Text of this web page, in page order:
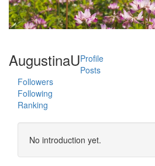
AugustinaUProfile
Posts
Followers
Following
Ranking
No introduction yet.